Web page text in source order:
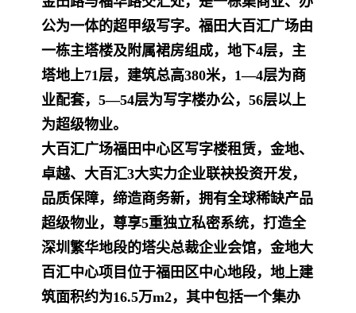
公为一体的超甲级写字。福田大百汇广场由
一栋主塔楼及附属裙房组成，地下4层， 主
塔地上71层，建筑总高380米，1—4层为商
业配套，5—54层为写字楼办公，56层以上
为超级物业。
大百汇广场福田中心区写字楼租赁，金地、
卓越、大百汇3大实力企业联袂投资开发，
品质保障，缔造商务新，拥有全球稀缺产品
超级物业，尊享5重独立私密系统，打造全
深圳繁华地段的塔尖总裁企业会馆，金地大
百汇中心项目位于福田区中心地段，地上建
筑面积约为16.5万m2，其中包括一个集办